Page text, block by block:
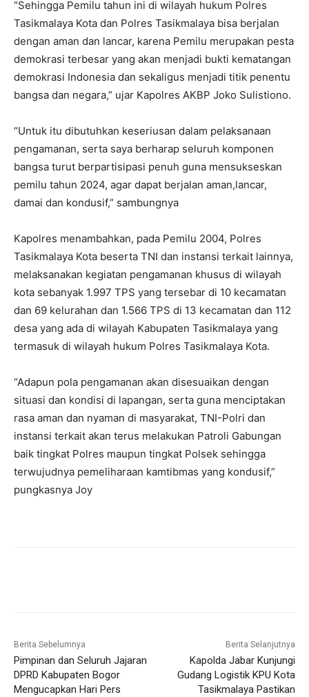
“Sehingga Pemilu tahun ini di wilayah hukum Polres
Tasikmalaya Kota dan Polres Tasikmalaya bisa berjalan
dengan aman dan lancar, karena Pemilu merupakan pesta
demokrasi terbesar yang akan menjadi bukti kematangan
demokrasi Indonesia dan sekaligus menjadi titik penentu
bangsa dan negara,” ujar Kapolres AKBP Joko Sulistiono.
“Untuk itu dibutuhkan keseriusan dalam pelaksanaan
pengamanan, serta saya berharap seluruh komponen
bangsa turut berpartisipasi penuh guna mensukseskan
pemilu tahun 2024, agar dapat berjalan aman,lancar,
damai dan kondusif,” sambungnya
Kapolres menambahkan, pada Pemilu 2004, Polres
Tasikmalaya Kota beserta TNI dan instansi terkait lainnya,
melaksanakan kegiatan pengamanan khusus di wilayah
kota sebanyak 1.997 TPS yang tersebar di 10 kecamatan
dan 69 kelurahan dan 1.566 TPS di 13 kecamatan dan 112
desa yang ada di wilayah Kabupaten Tasikmalaya yang
termasuk di wilayah hukum Polres Tasikmalaya Kota.
“Adapun pola pengamanan akan disesuaikan dengan
situasi dan kondisi di lapangan, serta guna menciptakan
rasa aman dan nyaman di masyarakat, TNI-Polri dan
instansi terkait akan terus melakukan Patroli Gabungan
baik tingkat Polres maupun tingkat Polsek sehingga
terwujudnya pemeliharaan kamtibmas yang kondusif,”
pungkasnya Joy
Berita Sebelumnya
Pimpinan dan Seluruh Jajaran
DPRD Kabupaten Bogor
Mengucapkan Hari Pers
Berita Selanjutnya
Kapolda Jabar Kunjungi
Gudang Logistik KPU Kota
Tasikmalaya Pastikan